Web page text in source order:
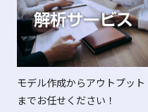
モデル作成からアウトプット
までお任せください！